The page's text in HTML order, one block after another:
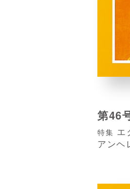
第46
特集 エ
アンヘ